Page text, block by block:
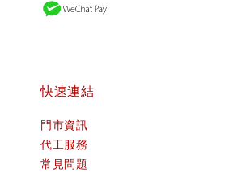
快速連結
門市資訊
代工服務
常見問題